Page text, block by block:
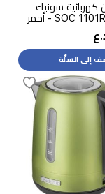
كهربائية سونيك
إلى السلّة